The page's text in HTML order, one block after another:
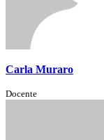
Carla Muraro
Docente